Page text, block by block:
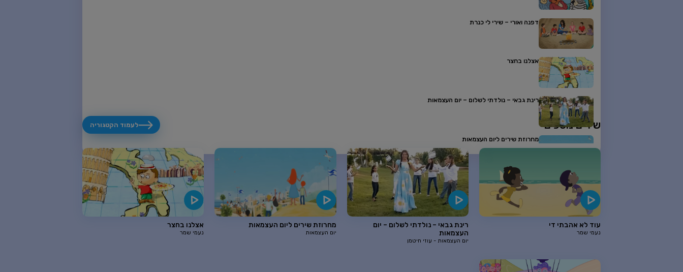
דפנה ואורי – שירי לי כנרת
אצלנו בחצר
רינת גבאי – נולדתי לשלום – יום העצמאות
מחרוזת שירים ליום העצמאות
עוד לא אהבתי די
הנה בא השלום
שירים נוספים לעמוד הקטגוריה
עוד לא אהבתי די
נעמי שמר
רינת גבאי – נולדתי לשלום – יום
העצמאות
יום העצמאות - עוזי חיטמן
מחרוזת שירים ליום העצמאות
יום העצמאות
אצלנו בחצר
נעמי שמר